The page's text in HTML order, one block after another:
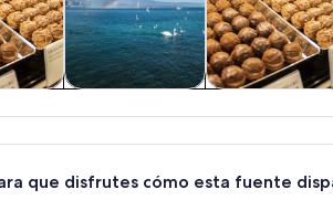
vida
cruceros
que disfrutes cómo esta fuente